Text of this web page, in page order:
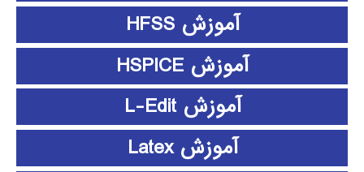
آموزش HFSS
آموزش HSPICE
آموزش L-Edit
آموزش Latex